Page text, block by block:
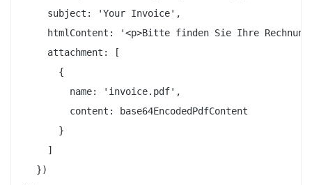
    subject: 'Your Invoice',
htmlContent: '<p>Bitte finden Sie Ihre
    attachment: [
      {
        name: 'invoice.pdf',
        content: base64EncodedPdfContent
      }
    ]
  })